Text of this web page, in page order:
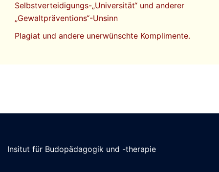
Selbstverteidigungs-„Universität“ und anderer
„Gewaltpräventions“-Unsinn
Plagiat und andere unerwünschte Komplimente.
Insitut für Budopädagogik und -therapie